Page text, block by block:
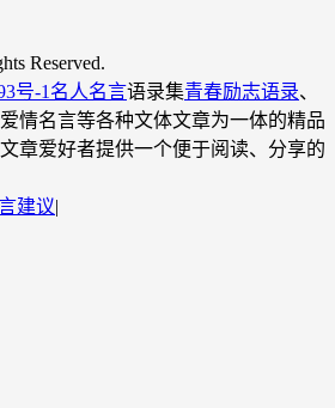
Reserved.
号-1 名人名言语录集青春励志语录、
情名言等各种文体文章为一体的精品
章爱好者提供一个便于阅读、分享的
建议|